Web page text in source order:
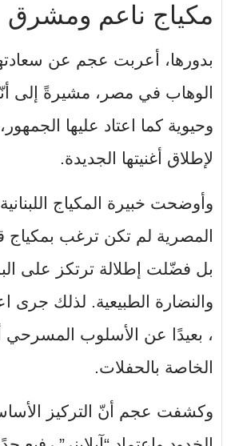
مكياج ناعم ومشرق
بدورها، أعربت عجم عن
الوهاب في مصر، مشيرةً إلى
وحيوية كما اعتاد عليها
لإطلاق أغنيتها الجديدة.
وأوضحت خبيرة المكياج اللبنانية
المصرية لم تكن ترغب بمكياج
بل فضّلت إطلالة ترتكز على
والنضارة الطبيعية. لذلك جرى
، بعيدًا عن الأسلوب المسرحي
الخاصة بالحفلات.
وكشفت عجم أنّ التركيز